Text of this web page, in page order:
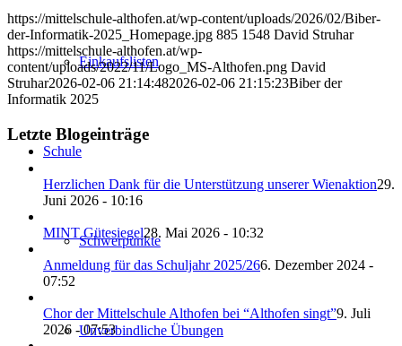
Einkaufslisten
Schule
Schwerpunkte
Unverbindliche Übungen
https://mittelschule-althofen.at/wp-content/uploads/2026/02/Biber-
der-Informatik-2025_Homepage.jpg 885 1548 David Struhar
https://mittelschule-althofen.at/wp-
content/uploads/2022/11/Logo_MS-Althofen.png David
Struhar2026-02-06 21:14:482026-02-06 21:15:23Biber der
Informatik 2025
Letzte Blogeinträge
Herzlichen Dank für die Unterstützung unserer Wienaktion29.
Juni 2026 - 10:16
MINT Gütesiegel28. Mai 2026 - 10:32
Anmeldung für das Schuljahr 2025/266. Dezember 2024 -
07:52
Chor der Mittelschule Althofen bei “Althofen singt”9. Juli
2026 - 07:53